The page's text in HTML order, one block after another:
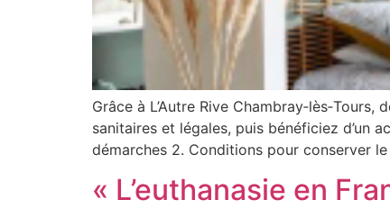
Grâce à L’Autre Rive
sanitaires et légales, puis bénéficiez d’un
démarches 2. Conditions pour conserver
« L’euthanasie en